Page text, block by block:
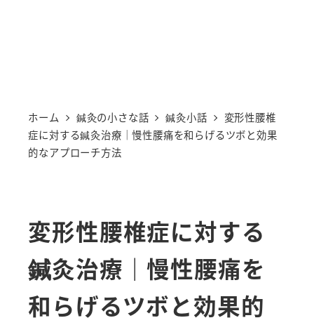
ホーム 鍼灸の小さな話 鍼灸小話
変形性腰椎
症に対する鍼灸治療｜慢性腰痛を和らげるツボと効果
的なアプローチ方法
変形性腰椎症に対する
鍼灸治療｜慢性腰痛を
和らげるツボと効果的